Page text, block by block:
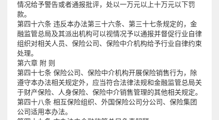
情况给予警告或者通报批评，处以一万元以上十万元以下罚
款。
第四十六条 违反本办法第三十六条、第三十七条规定的，金
融监管总局及其派出机构可以视情况予以通报并督促行业自律
组织对相关人员、保险公司、保险中介机构给予行业自律约束
处理。
第六章 附 则
第四十七条 保险公司、保险中介机构开展保险销售行为，除
遵守本办法相关规定外，应当符合法律法规和金融监管总局关
于财产保险、人身保险、保险中介销售管理的其他相关规定。
第四十八条 相互保险组织、外国保险公司分公司、保险集团
公司适用本办法。